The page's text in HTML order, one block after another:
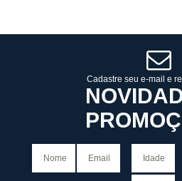
Cadastre seu e-mail e